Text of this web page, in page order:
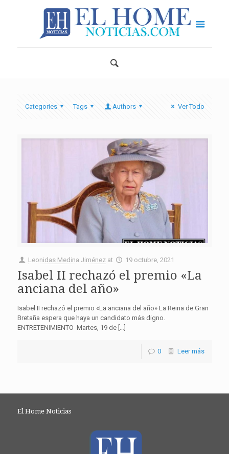
Categories Tags Authors Ver Todo
Leonidas Medina Jiménez at 19 octubre, 2021
Isabel II rechazó el premio «La
anciana del año»
Isabel II rechazó el premio «La anciana del año» La Reina de Gran
Bretaña espera que haya un candidato más digno.
ENTRETENIMIENTO Martes, 19 de […]
0 Leer más
El Home Noticias